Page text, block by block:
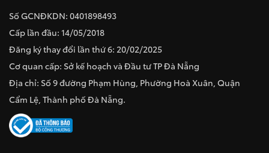
Số GCNĐKDN: 0401898493
Cấp lần đầu: 14/05/2018
Đăng ký thay đổi lần thứ 6: 20/02/2025
Cơ quan cấp: Sở kế hoạch và Đầu tư TP Đà Nẵng
Địa chỉ: Số 9 đường Phạm Hùng, Phường Hoà Xuân, Quận
Cẩm Lệ, Thành phố Đà Nẵng.